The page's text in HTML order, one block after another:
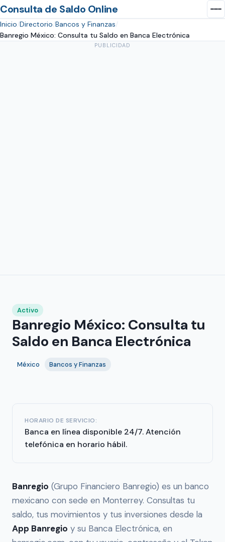
Consulta de Saldo Online
Inicio Directorio Bancos y Finanzas
Banregio México: Consulta tu Saldo en Banca Electrónica
PUBLICIDAD
Activo
Banregio México: Consulta tu
Saldo en Banca Electrónica
México Bancos y Finanzas
HORARIO DE SERVICIO:
Banca en línea disponible 24/7. Atención
telefónica en horario hábil.
Banregio (Grupo Financiero Banregio) es un banco
mexicano con sede en Monterrey. Consultas tu
saldo, tus movimientos y tus inversiones desde la
App Banregio y su Banca Electrónica, en